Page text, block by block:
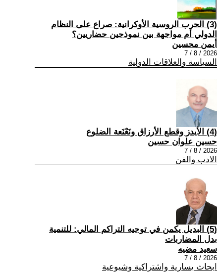
(3) الحرب الروسية الأوكرانية: صراع على النظام
الدولي أم مواجهة بين نموذجين حضاريين؟
أيمن محسين
2026 / 8 / 7
السياسة والعلاقات الدولية
(4) الأيدز وقطع الأرزاق ونَعْنَعة الضلوع
حسين علوان حسين
2026 / 8 / 7
الادب والفن
(5) البديل يكمن في توجيه التراكم المالي: للتنمية
بدل المضاربات
سعيد مضيه
2026 / 8 / 7
ابحاث يسارية واشتراكية وشيوعية